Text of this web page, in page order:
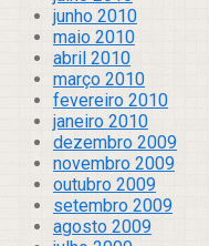
junho 2010
maio 2010
abril 2010
março 2010
fevereiro 2010
janeiro 2010
dezembro 2009
novembro 2009
outubro 2009
setembro 2009
agosto 2009